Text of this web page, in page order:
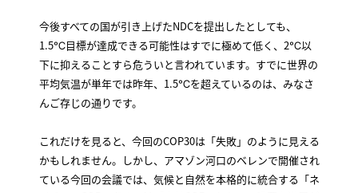
今後すべての国が引き上げたNDCを提出したとしても、
1.5℃目標が達成できる可能性はすでに極めて低く、2℃以
下に抑えることすら危ういと言われています。すでに世界の
平均気温が単年では昨年、1.5℃を超えているのは、みなさ
んご存じの通りです。
これだけを見ると、今回のCOP30は「失敗」のように見える
かもしれません。しかし、アマゾン河口のベレンで開催され
ている今回の会議では、気候と自然を本格的に統合する「ネ